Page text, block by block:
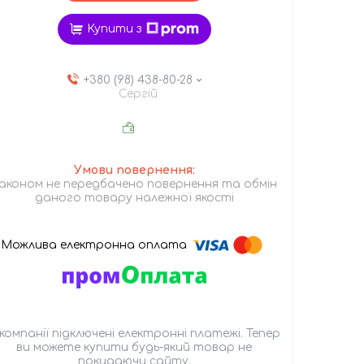
Купити з
+380 (98) 438-80-28
Сергій
не передбачено повернення та обмін
даного товару належної якості
підключені електронні платежі. Тепер
ви можете купити будь-який товар не
покидаючи сайту.